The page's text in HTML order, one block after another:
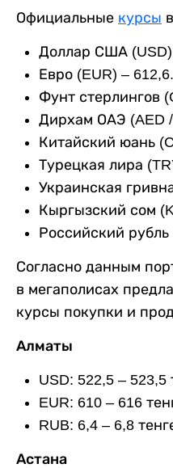
Официальные курсы
Доллар США (USD)
Евро (EUR) – 612,6.
Фунт стерлингов
Дирхам ОАЭ (AED /
Китайский юань
Турецкая лира
Украинская
Кыргызский сом
Российский рубль
Согласно данным
в мегаполисах
курсы покупки и
Алматы
USD: 522,5 – 523,5
EUR: 610 – 616
RUB: 6,4 – 6,8
Астана